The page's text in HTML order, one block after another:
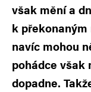
však mění a
k
navíc mohou
pohádce však
dopadne.